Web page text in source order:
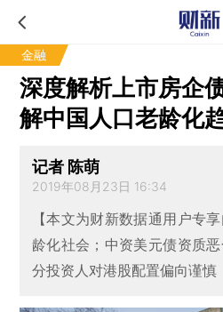
金融
深度解析上市房企
解中国人口老龄化
记者 陈萌
2019年08月23日 16:34
【本文为财新数据通用户专
龄化社会；中资美元债资质
分投资人对港股配置偏向谨慎